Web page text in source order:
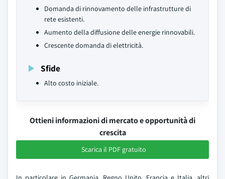
Domanda di rinnovamento delle infrastrutture di
rete esistenti.
Aumento della diffusione delle energie rinnovabili.
Crescente domanda di elettricità.
Sfide
Alto costo iniziale.
Ottieni informazioni di mercato e opportunità di
crescita
Scarica il PDF gratuito